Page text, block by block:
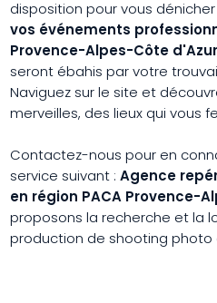
disposition pour vous dénicher
vos événements
Provence-Alpes-Côte d'Azur
seront ébahis par votre
Naviguez sur le site et
merveilles, des lieux qui vous
Contactez-nous pour en
service suivant :Agence
en région PACA Provence-
proposons la recherche et la
production de shooting photo